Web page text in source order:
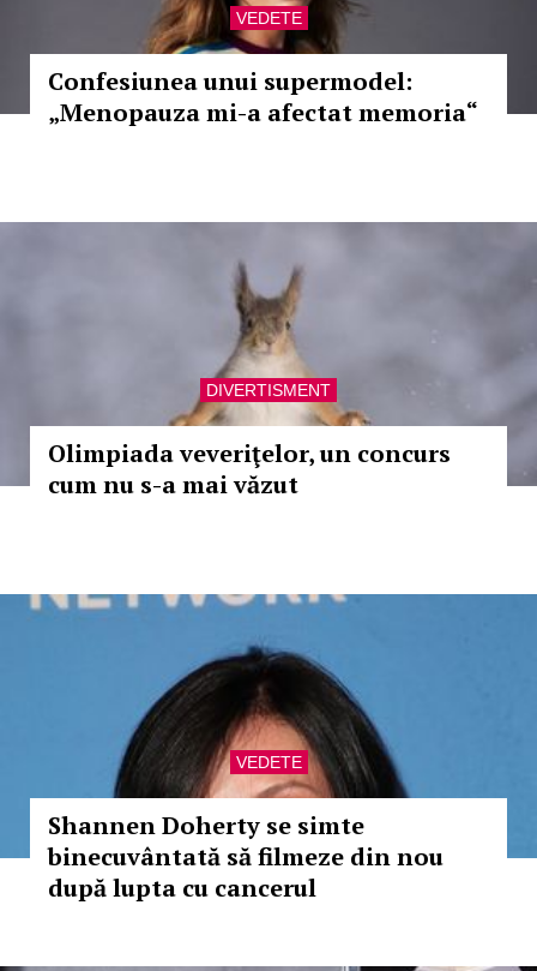
VEDETE
Confesiunea unui supermodel:
„Menopauza mi-a afectat memoria“
DIVERTISMENT
Olimpiada veveriţelor, un concurs
cum nu s-a mai văzut
VEDETE
Shannen Doherty se simte
binecuvântată să filmeze din nou
după lupta cu cancerul